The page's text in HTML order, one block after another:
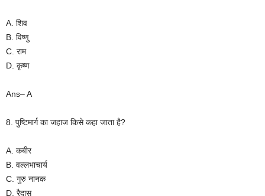
A. शिव
B. विष्णु
C. राम
D. कृष्ण
Ans– A
8. पुष्टिमार्ग का जहाज किसे कहा जाता है?
A. कबीर
B. वल्लभाचार्य
C. गुरु नानक
D. रैदास